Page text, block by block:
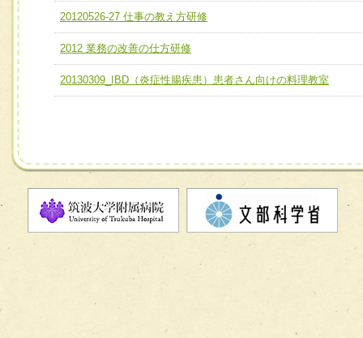
ユニット３ 多職種連携力
他職種の視点とスキルを学び、相互理解と連携を深める
チーム03【癌患者服薬サポートチーム】
チーム04【口腔ケアチーム】
チーム05【せん妄対策チーム】
チーム08【地域関係機関と連携した小児リハビリテーショ
チーム】
チーム09【術前から始める周術期リハビリテーションチー
ム】
チーム10【包括的リハビリテーションコンサルテーション
20120526-27 仕事の教え方研修
2012 業務の改善の仕方研修
20130309_IBD（炎症性腸疾患）患者さん向けの料理教室